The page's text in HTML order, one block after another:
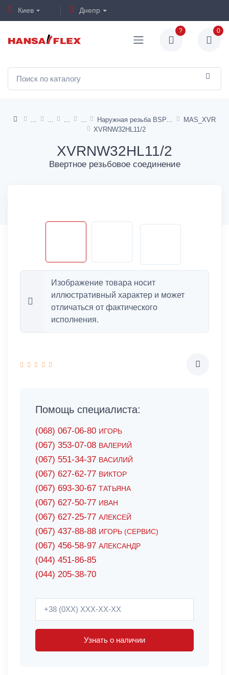
Киев Днепр
? 0
Наружная резьба BSP
MAS_XVR
XVRNW32HL11/2
XVRNW32HL11/2
Ввертное резьбовое соединение
Изображение товара носит
иллюстративный характер и может
отличаться от фактического
исполнения.
Помощь специалиста:
(068) 067-06-80 ИГОРЬ
(067) 353-07-08 ВАЛЕРИЙ
(067) 551-34-37 ВАСИЛИЙ
(067) 627-62-77 ВИКТОР
(067) 693-30-67 ТАТЬЯНА
(067) 627-50-77 ИВАН
(067) 627-25-77 АЛЕКСЕЙ
(067) 437-88-88 ИГОРЬ (СЕРВИС)
(067) 456-58-97 АЛЕКСАНДР
(044) 451-86-85
(044) 205-38-70
Узнать о наличии